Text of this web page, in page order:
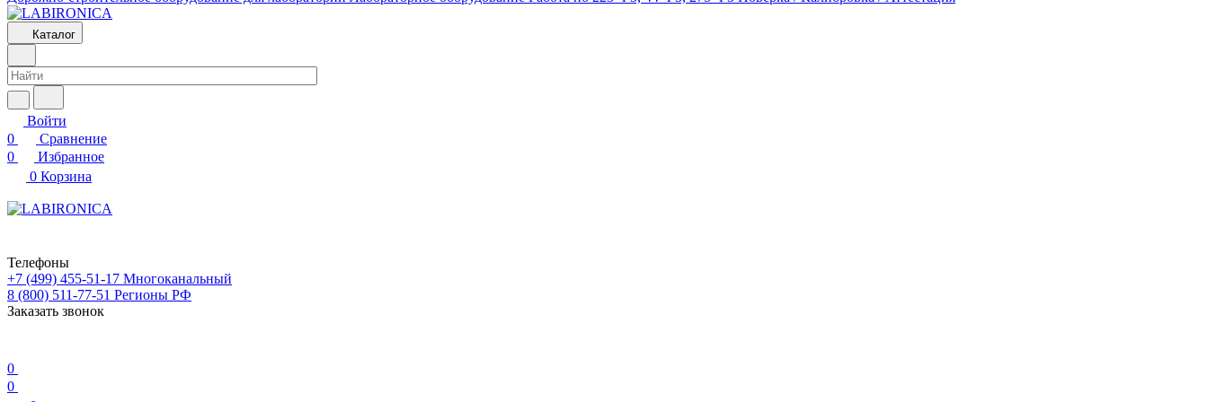
Каталог
Войти
0
Сравнение
0
Избранное
0 Корзина
Телефоны
+7 (499) 455-51-17 Многоканальный
8 (800) 511-77-51 Регионы РФ
Заказать звонок
0
0